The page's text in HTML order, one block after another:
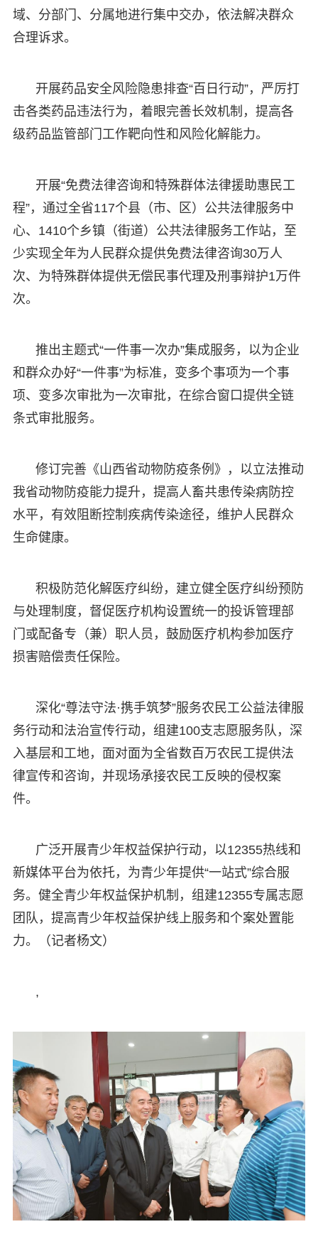
域、分部门、分属地进行集中交办，依法解决群众
合理诉求。
开展药品安全风险隐患排查“百日行动”，严厉打
击各类药品违法行为，着眼完善长效机制，提高各
级药品监管部门工作靶向性和风险化解能力。
开展“免费法律咨询和特殊群体法律援助惠民工
程”，通过全省117个县（市、区）公共法律服务中
心、1410个乡镇（街道）公共法律服务工作站，至
少实现全年为人民群众提供免费法律咨询30万人
次、为特殊群体提供无偿民事代理及刑事辩护1万件
次。
推出主题式“一件事一次办”集成服务，以为企业
和群众办好“一件事”为标准，变多个事项为一个事
项、变多次审批为一次审批，在综合窗口提供全链
条式审批服务。
修订完善《山西省动物防疫条例》，以立法推动
我省动物防疫能力提升，提高人畜共患传染病防控
水平，有效阻断控制疾病传染途径，维护人民群众
生命健康。
积极防范化解医疗纠纷，建立健全医疗纠纷预防
与处理制度，督促医疗机构设置统一的投诉管理部
门或配备专（兼）职人员，鼓励医疗机构参加医疗
损害赔偿责任保险。
深化“尊法守法·携手筑梦”服务农民工公益法律服
务行动和法治宣传行动，组建100支志愿服务队，深
入基层和工地，面对面为全省数百万农民工提供法
律宣传和咨询，并现场承接农民工反映的侵权案
件。
广泛开展青少年权益保护行动，以12355热线和
新媒体平台为依托，为青少年提供“一站式”综合服
务。健全青少年权益保护机制，组建12355专属志愿
团队，提高青少年权益保护线上服务和个案处置能
力。（记者杨文）
,